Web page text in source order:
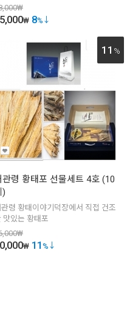
₩
₩ 8%
11 %
관령 황태포 선물세트 4호 (10
)
관령 황태이야기덕장에서 직접 건조
맛있는 황태포
₩
₩ 11 %